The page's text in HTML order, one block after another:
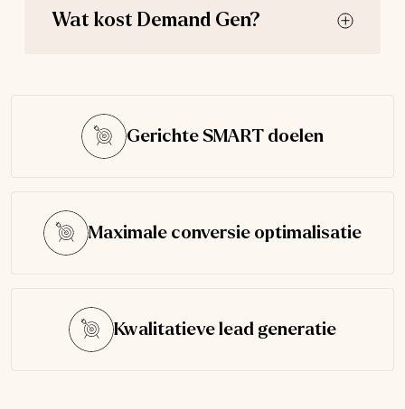
Wat kost Demand Gen?
Gerichte SMART doelen
Maximale conversie optimalisatie
Kwalitatieve lead generatie